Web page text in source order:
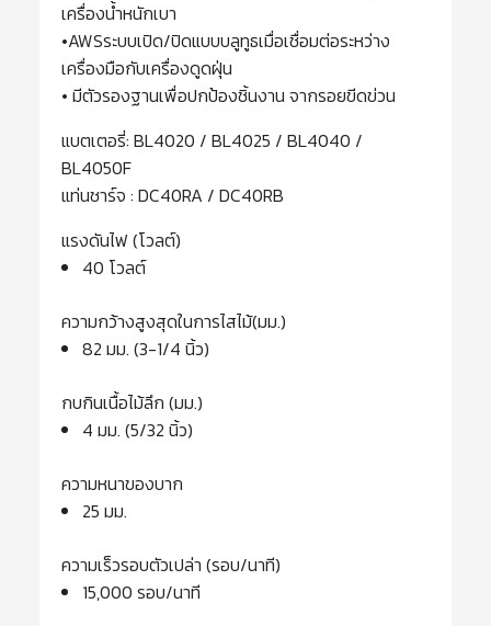
เครื่องน้ำหนักเบา
•AWSระบบเปิด/ปิดแบบบลูทูธเมื่อเชื่อมต่อระหว่าง
เครื่องมือกับเครื่องดูดฝุ่น
• มีตัวรองฐานเพื่อปกป้องชิ้นงาน จากรอยขีดข่วน
แบตเตอรี่: BL4020 / BL4025 / BL4040 /
BL4050F
แท่นชาร์จ : DC40RA / DC40RB
แรงดันไฟ (โวลต์)
40 โวลต์
ความกว้างสูงสุดในการไสไม้(มม.)
82 มม. (3-1/4 นิ้ว)
กบกินเนื้อไม้ลึก (มม.)
4 มม. (5/32 นิ้ว)
ความหนาของบาก
25 มม.
ความเร็วรอบตัวเปล่า (รอบ/นาที)
15,000 รอบ/นาที